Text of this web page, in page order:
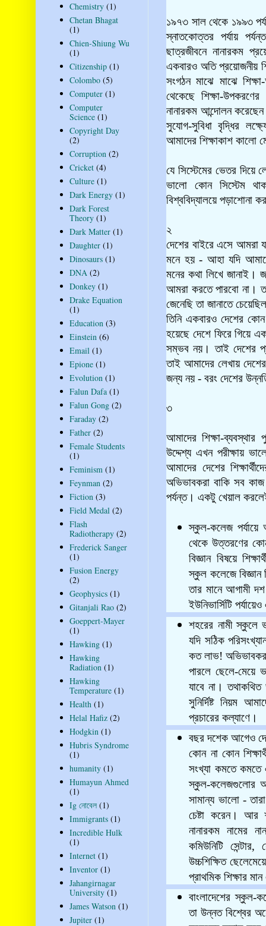
১৯৭৩ সাল থেকে ১৯৯৩
স্নাতকোত্তর পর্যায়
ছাত্রজীবনে নানারকম
একবারও অতি প্রয়োজনীয়
সংগঠন মাঝে মাঝে
থেকেছে শিক্ষা-
নানারকম আন্দোলন
সুযোগ-সুবিধা বৃদ্ধির
আমাদের শিক্ষাকাশ কালো
যে সিস্টেমের ভেতর দিয়ে
ভালো কোন সিস্টেম
বিশ্ববিদ্যালয়ে পড়াশোনা
২
দেশের বাইরে এসে আমরা
মনে হয় - আহা যদি
মনের কথা লিখে জানাই।
আমরা করতে পারবো না।
জেনেছি তা জানাতে
তিনি একবারও দেশের
হয়েছে দেশে ফিরে গিয়ে
সম্ভব নয়। তাই দেশের
তাই আমাদের লেখায়
জন্য নয় - বরং দেশের
৩
আমাদের শিক্ষা-
উদ্দেশ্য এখন পরীক্ষায়
আমাদের দেশের
অভিভাবকরা বাকি সব
পর্যন্ত। একটু খেয়াল
স্কুল-কলেজ পর্যায়ে
থেকে উত্তরণের
বিজ্ঞান বিষয়ে
স্কুল কলেজে বিজ্ঞান
তার মানে আগামী
ইউনিভার্সিটি
শহরের নামী স্কুলে
যদি সঠিক
কত লাভ!
পারলে ছেলে-মেয়ে
যাবে না।
সুনির্দিষ্ট নিয়ম
প্রচারের কল্যাণে।
বছর দশেক আগেও
কোন না কোন
সংখ্যা কমতে কমতে
স্কুল-কলেজগুলোর
সামান্য ভালো -
চেষ্টা করেন। আর
নানারকম নামের
কমিউনিটি
উচ্চশিক্ষিত
প্রাথমিক শিক্ষার
বাংলাদেশের স্কুল-
তা উন্নত বিশ্বের
Chemistry (1)
Chetan Bhagat
(1)
Chien-Shiung Wu
(1)
Citizenship (1)
Colombo (5)
Computer (1)
Computer
Science (1)
Copyright Day
(2)
Corruption (2)
Cricket (4)
Culture (1)
Dark Energy (1)
Dark Forest
Theory (1)
Dark Matter (1)
Daughter (1)
Dinosaurs (1)
DNA (2)
Donkey (1)
Drake Equation
(1)
Education (3)
Einstein (6)
Email (1)
Epione (1)
Evolution (1)
Falun Dafa (1)
Falun Gong (2)
Faraday (2)
Father (2)
Female Students
(1)
Feminism (1)
Feynman (2)
Fiction (3)
Field Medal (2)
Flash
Radiotherapy (2)
Frederick Sanger
(1)
Fusion Energy
(2)
Geophysics (1)
Gitanjali Rao (2)
Goeppert-Mayer
(1)
Hawking (1)
Hawking
Radiation (1)
Hawking
Temperature (1)
Health (1)
Helal Hafiz (2)
Hodgkin (1)
Hubris Syndrome
(1)
humanity (1)
Humayun Ahmed
(1)
Ig নোবেল (1)
Immigrants (1)
Incredible Hulk
(1)
Internet (1)
Inventor (1)
Jahangirnagar
University (1)
James Watson (1)
Jupiter (1)